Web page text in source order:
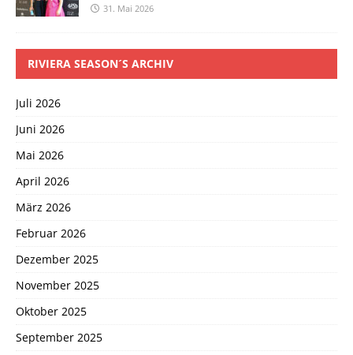
31. Mai 2026
RIVIERA SEASON´S ARCHIV
Juli 2026
Juni 2026
Mai 2026
April 2026
März 2026
Februar 2026
Dezember 2025
November 2025
Oktober 2025
September 2025